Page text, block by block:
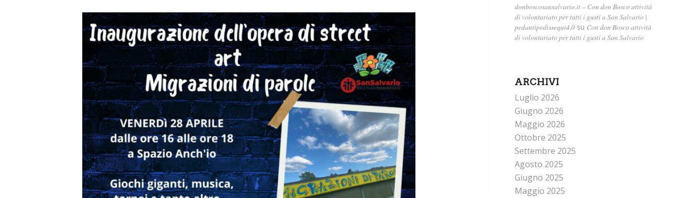
donboscosansalvario.it – Con don Bosco attività
di volontariato per tutti i gusti a San Salvario |
pedantipedissequi4.0 su Con don Bosco attività
di volontariato per tutti i gusti a San Salvario
ARCHIVI
Luglio 2026
Giugno 2026
Maggio 2026
Ottobre 2025
Settembre 2025
Agosto 2025
Giugno 2025
Maggio 2025